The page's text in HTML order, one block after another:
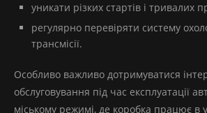
уникати різких стартів і тривалих
регулярно перевіряти систему
трансмісії.
Особливо важливо дотримуватися
обслуговування під час експлуатації
міському режимі, де коробка працює в